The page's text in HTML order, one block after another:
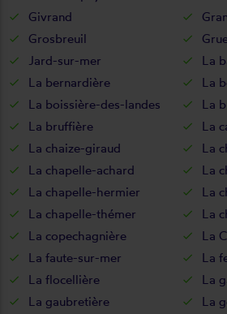
Givrand
Grosbreuil
Jard-sur-mer
La
La bernardière
La
La boissière-des-landes
La
La bruffière
La
La chaize-giraud
La
La chapelle-achard
La
La chapelle-hermier
La
La chapelle-thémer
La
La copechagnière
La
La faute-sur-mer
La
La flocellière
La
La gaubretière
La